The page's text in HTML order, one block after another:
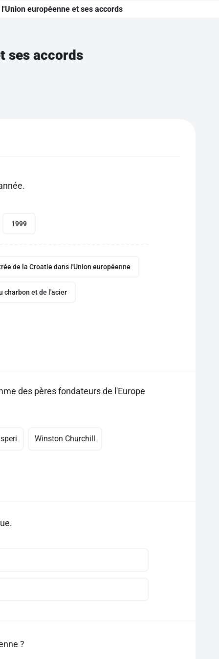
européenne et ses accords
ses accords
1999
de la Croatie dans l'Union européenne
charbon et de l'acier
des pères fondateurs de l'Europe
Winston Churchill
?